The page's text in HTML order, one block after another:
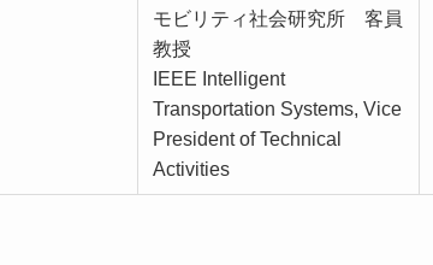
モビリティ社会研究所 客員
教授
IEEE Intelligent
Transportation Systems, Vice
President of Technical
Activities